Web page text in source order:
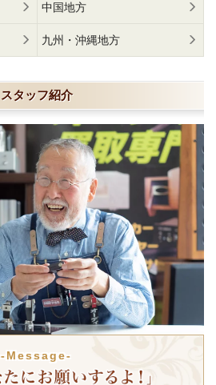
中国地方
九州・沖縄地方
スタッフ紹介
-Message-